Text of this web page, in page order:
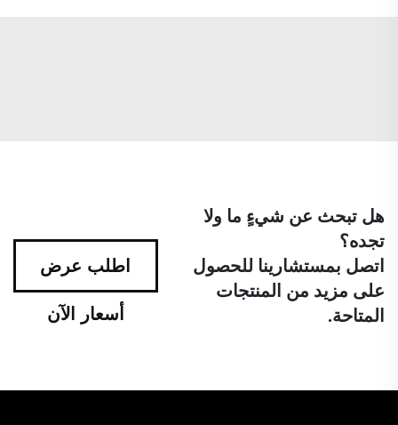
هل تبحث عن شيءٍ ما ولا
تجده؟
اتصل بمستشارينا للحصول
على مزيد من المنتجات
المتاحة.
اطلب عرض
أسعار الآن